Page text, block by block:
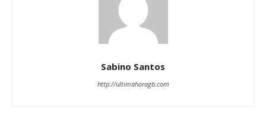
Sabino Santos
http://ultimahoragb.com